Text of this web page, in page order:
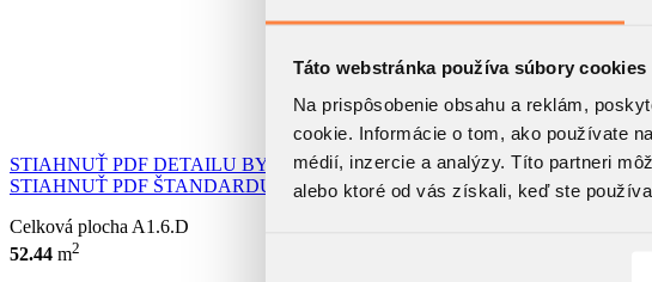
Táto webstránka používa súbory cookies
Na prispôsobenie obsahu a reklám,
cookie. Informácie o tom, ako používate
médií, inzercie a analýzy. Títo partneri
alebo ktoré od vás získali, keď ste
STIAHNUŤ PDF DETAILU BYTU
STIAHNUŤ PDF ŠTANDARDU BYTU
Celková plochaA1.6.D
52.44 m2